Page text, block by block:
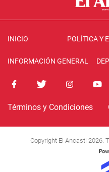
INICIO POLÍTICA Y
INFORMACIÓN GENERAL
Términos y Condiciones
Copyright El Ancasti 2026.